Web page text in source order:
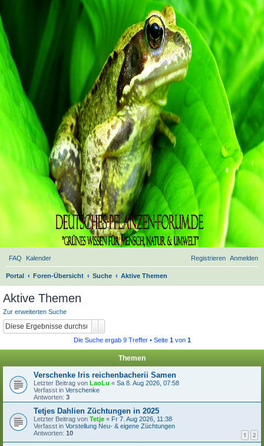
FAQ Kalender Anmelden
Registrieren
Portal Foren-Übersicht Suche Aktive Themen
Aktive Themen
Zur erweiterten Suche
Die Suche ergab 9 Treffer • Seite 1von 1
Themen
Verschenke Iris reichenbacherii Samen
Letzter Beitrag von LaoLu « Sa 8. Aug 2026, 07:58
Verfasst in Verschenke
Antworten: 3
Tetjes Dahlien Züchtungen in 2025
Letzter Beitrag von Tetje « Fr 7. Aug 2026, 11:38
Verfasst in Vorstellung Neu- & eigene Züchtungen
Antworten: 10 1 2